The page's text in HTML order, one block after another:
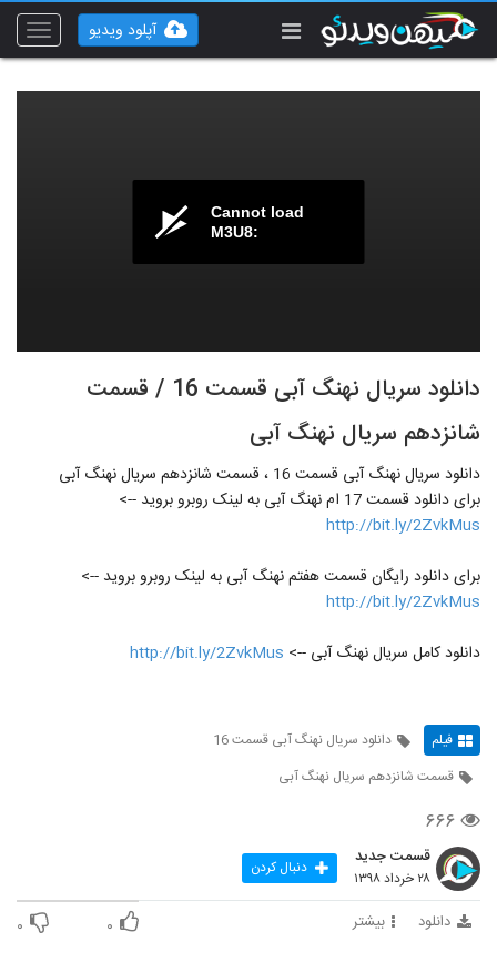
Toggle
آپلود ویدیو
Cannot load
M3U8:
دانلود سریال نهنگ آبی قسمت 16 / قسمت
شانزدهم سریال نهنگ آبی
دانلود سریال نهنگ آبی قسمت 16 ، قسمت شانزدهم سریال نهنگ آبی
برای دانلود قسمت 17 ام نهنگ آبی به لینک روبرو بروید -->
http://bit.ly/2ZvkMus
برای دانلود رایگان قسمت هفتم نهنگ آبی به لینک روبرو بروید -->
http://bit.ly/2ZvkMus
دانلود کامل سریال نهنگ آبی --> http://bit.ly/2ZvkMus
فیلم
دانلود سریال نهنگ آبی قسمت 16
قسمت شانزدهم سریال نهنگ آبی
۶۶۶
قسمت جدید
۲۸ خرداد ۱۳۹۸ دنبال کردن
دانلود بیشتر ۰ ۰